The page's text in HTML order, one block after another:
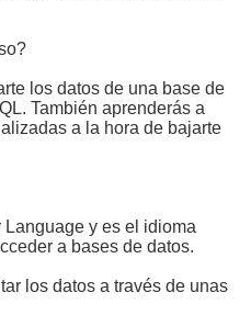
los datos de una base de
También aprenderás a
a la hora de bajarte
y es el idioma
a bases de datos.
los datos a través de unas